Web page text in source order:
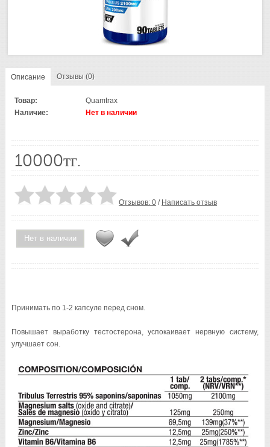
Описание Отзывы (0)
Товар:
Quamtrax
Наличие:
Нет в наличии
10000тг.
Отзывов: 0 / Написать отзыв
Нет в наличии
Принимать по 1-2 капсуле перед сном.
Повышает выработку тестостерона, успокаивает нервную систему,
улучшает сон.